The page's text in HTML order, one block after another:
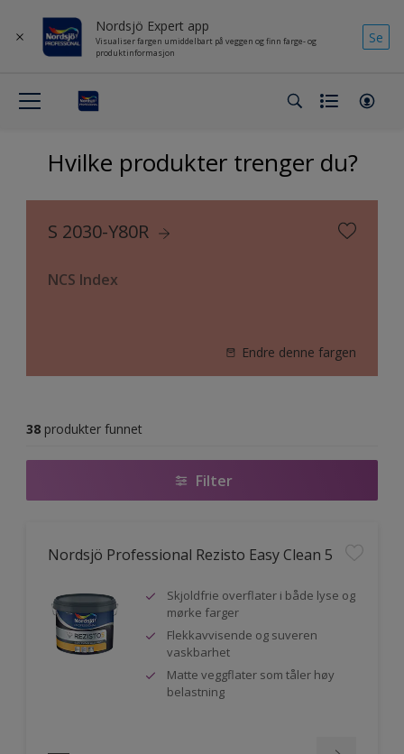
Nordsjö Expert app
Visualiser fargen umiddelbart på veggen og finn farge- og
produktinformasjon
Se
Hvilke produkter trenger du?
S 2030-Y80R
NCS Index
Endre denne fargen
38 produkter funnet
Filter
Nordsjö Professional Rezisto Easy Clean 5
Skjoldfrie overflater i både lyse og
mørke farger
Flekkavvisende og suveren
vaskbarhet
Matte veggflater som tåler høy
belastning